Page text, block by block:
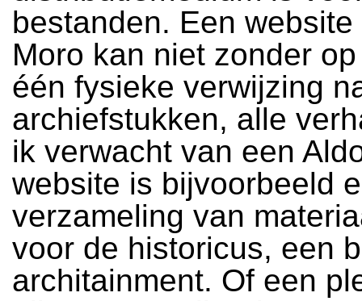
bestanden. Een
Moro kan niet zonder
één fysieke verwijzing
archiefstukken, alle
ik verwacht van een
website is bijvoorbeeld
verzameling van
voor de historicus, een
architainment. Of een